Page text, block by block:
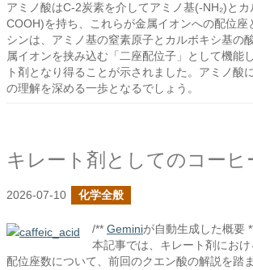
アミノ酸はC-2炭素を介してアミノ基(-NH₂)と
COOH)を持ち、これらが金属イオンへの配位座
シンは、アミノ基の窒素原子とカルボキシ基の
属イオンを挟み込む「二座配位子」として機能
ト剤となり得ることが示されました。アミノ酸
の理解を深める一歩となるでしょう。
2026-07-10 化学全般
/** Geminiが自動生成した概要
本記事では、キレート剤にお
配位座数について、前回のクエン酸の解説を踏